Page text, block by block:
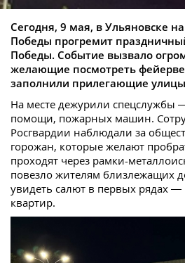
Сегодня, 9 мая, в Ульяновске
Победы прогремит
Победы. Событие вызвало
желающие посмотреть
заполнили прилегающие
На месте дежурили спецслужбы
помощи, пожарных машин.
Росгвардии наблюдали за
горожан, которые желают
проходят через рамки-
повезло жителям близлежащих
увидеть салют в первых рядах —
квартир.